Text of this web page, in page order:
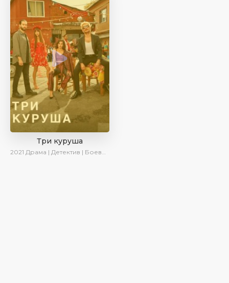
Три куруша
2021 Драма | Детектив | Боевик | SesDizi | Ирина Котова | AveTurk